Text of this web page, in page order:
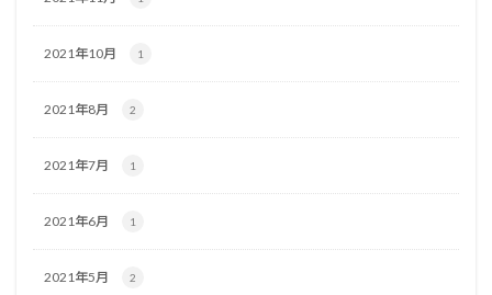
2021年10月 1
2021年8月 2
2021年7月 1
2021年6月 1
2021年5月 2